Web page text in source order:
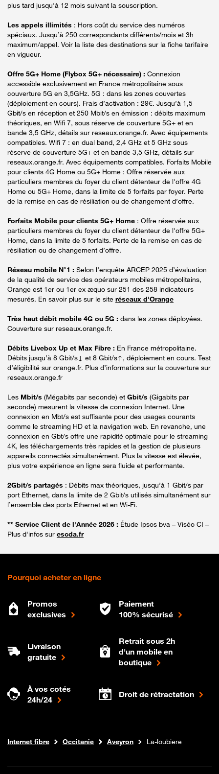
plus tard jusqu'à 12 mois suivant la souscription.
Les appels illimités : Hors coût du service des numéros
spéciaux. Jusqu’à 250 correspondants différents/mois et 3h
maximum/appel. Voir la liste des destinations sur la fiche tarifaire
en vigueur.
Offre 5G+ Home (Flybox 5G+ nécessaire) : Connexion
accessible exclusivement en France métropolitaine sous
couverture 5G en 3,5GHz. 5G : dans les zones couvertes
(déploiement en cours). Frais d’activation : 29€. Jusqu’à 1,5
Gbit/s en réception et 250 Mbit/s en émission : débits maximum
théoriques, en Wifi 7, sous réserve de couverture 5G+ et en
bande 3,5 GHz, détails sur reseaux.orange.fr. Avec équipements
compatibles. Wifi 7 : en dual band, 2,4 GHz et 5 GHz sous
réserve de couverture 5G+ et en bande 3,5 GHz, détails sur
reseaux.orange.fr. Avec équipements compatibles. Forfaits Mobile
pour clients 4G Home ou 5G+ Home : Offre réservée aux
particuliers membres du foyer du client détenteur de l'offre 4G
Home ou 5G+ Home, dans la limite de 5 forfaits par foyer. Perte
de la remise en cas de résiliation ou de changement d’offre.
Forfaits Mobile pour clients 5G+ Home : Offre réservée aux
particuliers membres du foyer du client détenteur de l'offre 5G+
Home, dans la limite de 5 forfaits. Perte de la remise en cas de
résiliation ou de changement d’offre.
Réseau mobile N°1 : Selon l’enquête ARCEP 2025 d’évaluation
de la qualité de service des opérateurs mobiles métropolitains,
Orange est 1er ou 1er ex æquo sur 251 des 258 indicateurs
mesurés. En savoir plus sur le site réseaux d'Orange
Très haut débit mobile 4G ou 5G : dans les zones déployées.
Couverture sur reseaux.orange.fr.
Débits Livebox Up et Max Fibre : En France métropolitaine.
Débits jusqu’à 8 Gbit/s↓ et 8 Gbit/s↑, déploiement en cours. Test
d’éligibilité sur orange.fr. Plus d’informations sur la couverture sur
reseaux.orange.fr
Les Mbit/s (Mégabits par seconde) et Gbit/s (Gigabits par
seconde) mesurent la vitesse de connexion Internet. Une
connexion en Mbt/s est suffisante pour des usages courants
comme le streaming HD et la navigation web. En revanche, une
connexion en Gbt/s offre une rapidité optimale pour le streaming
4K, les téléchargements très rapides et la gestion de plusieurs
appareils connectés simultanément. Plus la vitesse est élevée,
plus votre expérience en ligne sera fluide et performante.
2Gbit/s partagés : Débits max théoriques, jusqu’à 1 Gbit/s par
port Ethernet, dans la limite de 2 Gbit/s utilisés simultanément sur
l’ensemble des ports Ethernet et en Wi-Fi.
** Service Client de l'Année 2026 : Étude Ipsos bva – Viséo CI –
Plus d'infos sur escda.fr
Pourquoi acheter en ligne
Promos
exclusives
Paiement
100% sécurisé
Livraison
gratuite
Retrait sous 2h
d'un mobile en
boutique
À vos cotés
24h/24
Droit de rétractation
Boutique Orange
Internet fibre Occitanie Aveyron La-loubiere